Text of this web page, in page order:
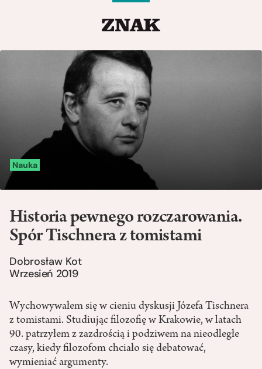
Nauka
Historia pewnego rozczarowania.
Spór Tischnera z tomistami
Dobrosław Kot
Wrzesień 2019
Wychowywałem się w cieniu dyskusji Józefa Tischnera
z tomistami. Studiując filozofię w Krakowie, w latach
90. patrzyłem z zazdrością i podziwem na nieodległe
czasy, kiedy filozofom chciało się debatować,
wymieniać argumenty.